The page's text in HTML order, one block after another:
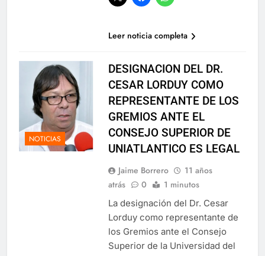
Leer noticia completa
NOTICIAS
DESIGNACION DEL DR.
CESAR LORDUY COMO
REPRESENTANTE DE LOS
GREMIOS ANTE EL
CONSEJO SUPERIOR DE
UNIATLANTICO ES LEGAL
Jaime Borrero
11 años
atrás
0 1 minutos
La designación del Dr. Cesar
Lorduy como representante de
los Gremios ante el Consejo
Superior de la Universidad del